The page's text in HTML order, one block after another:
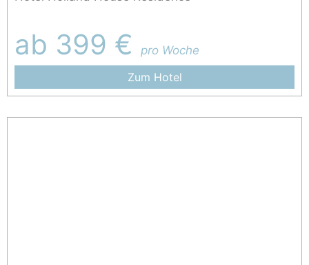
ab 399 €
pro Woche
Zum Hotel